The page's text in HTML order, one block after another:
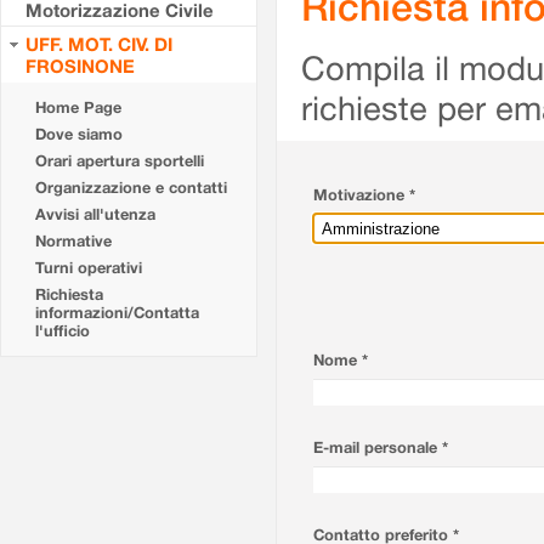
Motorizzazione Civile
UFF. MOT. CIV. DI
FROSINONE
Home Page
Dove siamo
Orari apertura sportelli
Organizzazione e contatti
Avvisi all'utenza
Normative
Turni operativi
Richiesta
informazioni/Contatta
l'ufficio
Compila il
richieste per
Motivazione *
Nome *
E-mail personale *
Contatto preferito *